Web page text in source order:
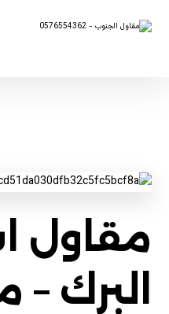
مقاول
البرك